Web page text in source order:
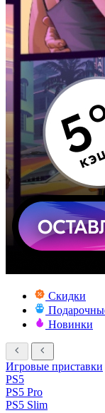
Скидки
Новинки
Игровые приставки
PS5
PS5 Pro
PS5 Slim